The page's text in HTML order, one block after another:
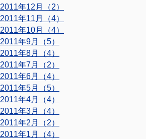
2011年12月（2）
2011年11月（4）
2011年10月（4）
2011年9月（5）
2011年8月（4）
2011年7月（2）
2011年6月（4）
2011年5月（5）
2011年4月（4）
2011年3月（4）
2011年2月（2）
2011年1月（4）